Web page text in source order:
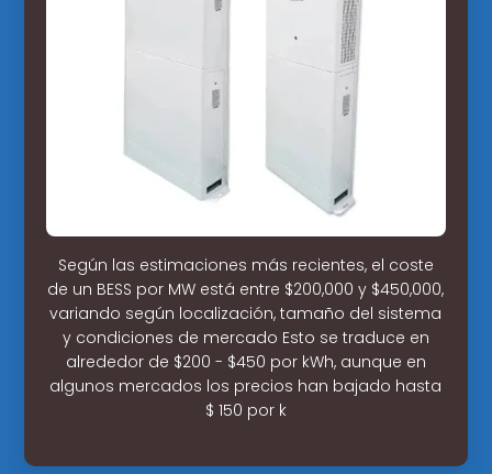
Según las estimaciones más recientes, el coste
de un BESS por MW está entre $200,000 y $450,000,
variando según localización, tamaño del sistema
y condiciones de mercado Esto se traduce en
alrededor de $200 - $450 por kWh, aunque en
algunos mercados los precios han bajado hasta
$ 150 por k